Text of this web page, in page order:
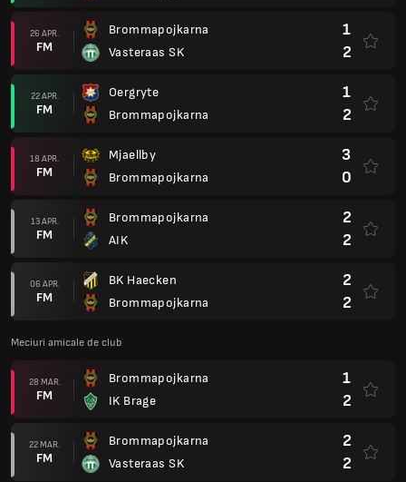
26 APR.
FM
Brommapojkarna
Vasteraas SK
1
2
22 APR.
FM
Oergryte
Brommapojkarna
1
2
18 APR.
FM
Mjaellby
Brommapojkarna
3
0
13 APR.
FM
Brommapojkarna
AIK
2
2
06 APR.
FM
BK Haecken
Brommapojkarna
2
2
Meciuri amicale de club
28 MAR.
FM
Brommapojkarna
IK Brage
1
2
22 MAR.
FM
Brommapojkarna
Vasteraas SK
2
2